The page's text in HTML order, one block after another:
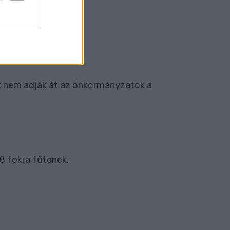
adják át az önkormányzatok a
fokra fűtenek.